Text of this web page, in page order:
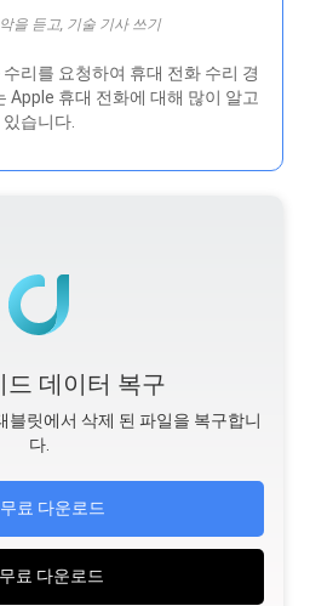
을 듣고, 기술 기사 쓰기
리를 요청하여 휴대 전화 수리 경
Apple 휴대 전화에 대해 많이 알고
있습니다.
드 데이터 복구
블릿에서 삭제 된 파일을 복구합니
다.
무료 다운로드
무료 다운로드